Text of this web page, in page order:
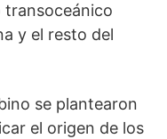
transoceánico
y el resto del
se plantearon
el origen de los